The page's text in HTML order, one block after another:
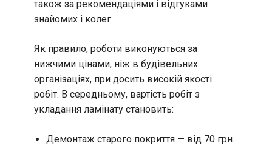
також за рекомендаціями і відгуками
знайомих і колег.
Як правило, роботи виконуються за
нижчими цінами, ніж в будівельних
організаціях, при досить високій якості
робіт. В середньому, вартість робіт з
укладання ламінату становить:
Демонтаж старого покриття — від 70 грн.